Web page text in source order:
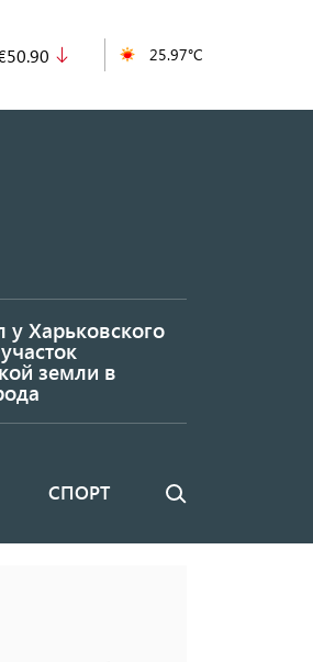
25.97°C
у Харьковского
земли в
СПОРТ Поиск